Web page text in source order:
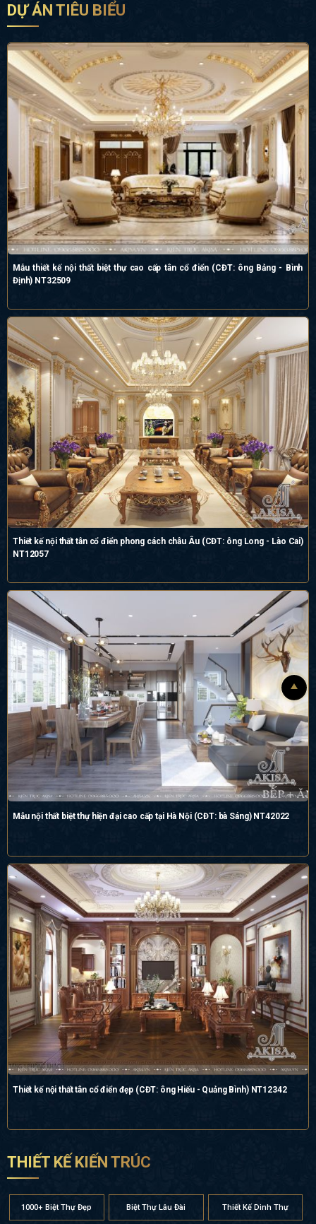
DỰ ÁN TIÊU BIỂU
Mẫu thiết kế nội thất biệt thự cao cấp tân cổ điển (CĐT: ông Bảng - Bình
Định) NT32509
Thiết kế nội thất tân cổ điển phong cách châu Âu (CĐT: ông Long - Lào Cai)
NT12057
Mẫu nội thất biệt thự hiện đại cao cấp tại Hà Nội (CĐT: bà Sáng) NT42022
Thiết kế nội thất tân cổ điển đẹp (CĐT: ông Hiếu - Quảng Bình) NT12342
THIẾT KẾ KIẾN TRÚC
1000+ Biệt Thự Đẹp Biệt Thự Lâu Đài Thiết Kế Dinh Thự